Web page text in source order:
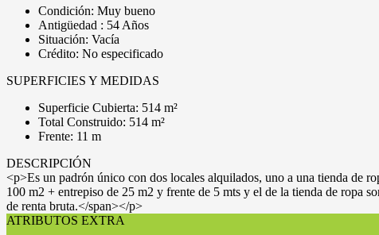
Condición: Muy bueno
Antigüedad : 54 Años
Situación: Vacía
Crédito: No especificado
SUPERFICIES Y MEDIDAS
Superficie Cubierta: 514 m²
Total Construido: 514 m²
Frente: 11 m
DESCRIPCIÓN
<p>Es un padrón único con dos locales alquilados, uno a una tienda de
100 m2 + entrepiso de 25 m2 y frente de 5 mts y el de la tienda de ropa
de renta bruta.</span></p>
ATRIBUTOS EXTRA